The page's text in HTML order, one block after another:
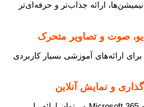
ارائه جذاب‌تر و حرفه‌ای‌تر
صوت و تصاویر متحرک
ارائه‌های آموزشی بسیار کاربردی
و نمایش آنلاین